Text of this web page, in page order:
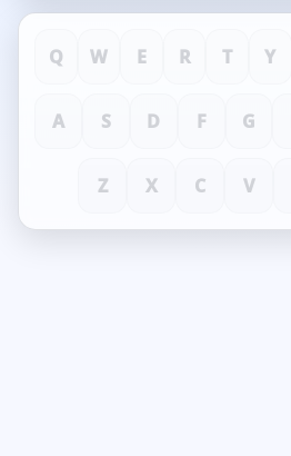
Q W E R T Y
A S D F G
Z X C V